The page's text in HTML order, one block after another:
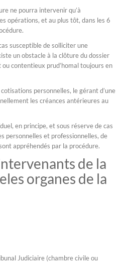
ne pourra intervenir qu’à
opérations, et au plus tôt, dans les 6
susceptible de solliciter une
un obstacle à la clôture du dossier
contentieux prud’homal toujours en
personnelles, le gérant d’une
les créances antérieures au
en principe, et sous réserve de cas
personnelles et professionnelles, de
appréhendés par la procédure.
de la
organes de la
Judiciaire (chambre civile ou